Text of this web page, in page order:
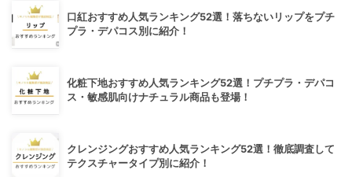
口紅おすすめ人気ランキング52選！落ちないリップをプチ
プラ・デパコス別に紹介！
化粧下地おすすめ人気ランキング52選！プチプラ・デパコ
ス・敏感肌向けナチュラル商品も登場！
クレンジングおすすめ人気ランキング52選！徹底調査して
テクスチャータイプ別に紹介！